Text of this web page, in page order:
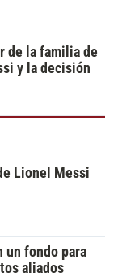
de la familia de
y la decisión
Lionel Messi
un fondo para
aliados